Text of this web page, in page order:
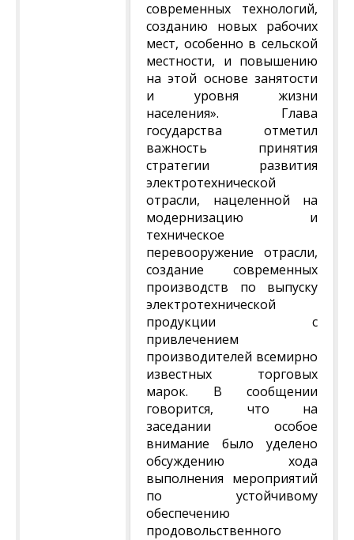
современных технологий,
созданию новых рабочих
мест, особенно в сельской
местности, и повышению
на этой основе занятости
и уровня жизни
населения». Глава
государства отметил
важность принятия
стратегии развития
электротехнической
отрасли, нацеленной на
модернизацию и
техническое
перевооружение отрасли,
создание современных
производств по выпуску
электротехнической
продукции с
привлечением
производителей всемирно
известных торговых
марок. В сообщении
говорится, что на
заседании особое
внимание было уделено
обсуждению хода
выполнения мероприятий
по устойчивому
обеспечению
продовольственного